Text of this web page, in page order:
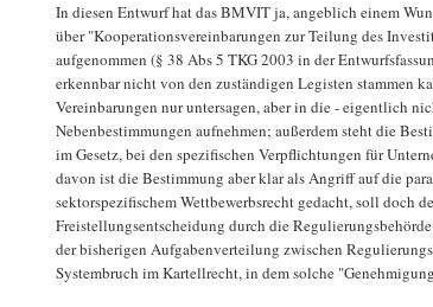
In diesen Entwurf hat das BMVIT ja, angeblich einem
über "Kooperationsvereinbarungen zur Teilung des
aufgenommen (§ 38 Abs 5 TKG 2003 in der
erkennbar nicht von den zuständigen Legisten stammen
Vereinbarungen nur untersagen, aber in die - eigentlich
Nebenbestimmungen aufnehmen; außerdem steht die
im Gesetz, bei den spezifischen Verpflichtungen für
davon ist die Bestimmung aber klar als Angriff auf die
sektorspezifischem Wettbewerbsrecht gedacht, soll doch
Freistellungsentscheidung durch die
der bisherigen Aufgabenverteilung zwischen
Systembruch im Kartellrecht, in dem solche